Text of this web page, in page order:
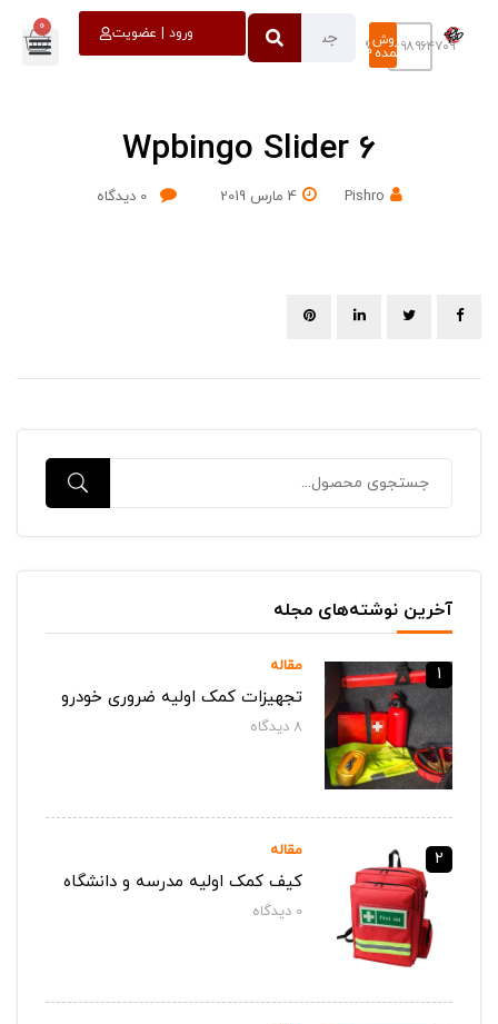
۰۹۳۹۸۹۶۴۷۰۹
فروش
عمده
ورود | عضویت 0
آخرین نوشته‌های مجله
مقاله
تجهیزات کمک اولیه ضروری خودرو
8دیدگاه‌
2 مقاله
کیف کمک اولیه مدرسه و دانشگاه
0دیدگاه‌
Wpbingo Slider 6
Pishro 4 مارس 2019 0دیدگاه